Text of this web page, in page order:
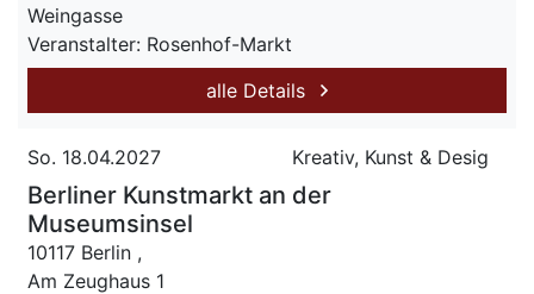
Weingasse
Veranstalter: Rosenhof-Markt
alle Details
So. 18.04.2027 Kreativ, Kunst & Desig
Berliner Kunstmarkt an der
Museumsinsel
10117 Berlin ,
Am Zeughaus 1